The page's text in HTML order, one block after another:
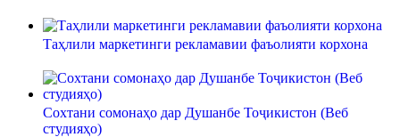
Таҳлили маркетинги рекламавии фаъолияти корхона
Сохтани сомонаҳо дар Душанбе Тоҷикистон (Веб
студияҳо)